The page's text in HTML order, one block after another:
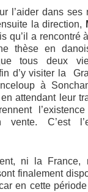
l’aider dans
la direction,
qu’il a rencontré
thèse en
tous deux
d’y visiter la
à
attendant leur
vente. C’est
ni la
finalement
en cette